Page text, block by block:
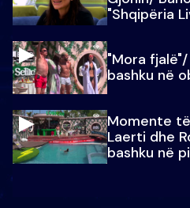
"Shqipëria
"Mora
bashku në
Momente
Laerti dhe
bashku në